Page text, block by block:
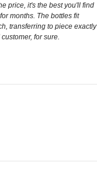
price, it's the best you'll find
months. The bottles fit
transferring to piece exactly
for sure.